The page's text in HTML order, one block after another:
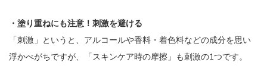
・塗り重ねにも注意！刺激を避ける
「刺激」というと、アルコールや香料・着色料などの成分を思い
浮かべがちですが、「スキンケア時の摩擦」も刺激の1つです。